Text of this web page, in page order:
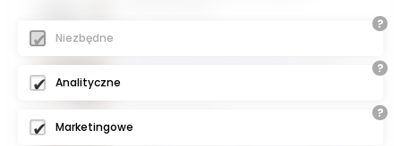
Agencje reklamowe do tworzenia
?
Niezbędne
?
Analityczne
?
Marketingowe